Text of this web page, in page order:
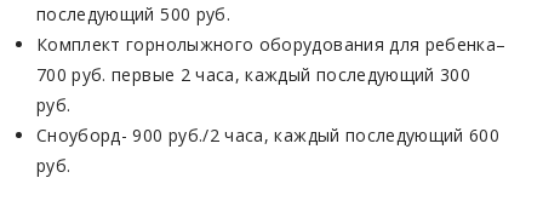
последующий 500 руб.
Комплект горнолыжного оборудования для ребенка–
700 руб. первые 2 часа, каждый последующий 300
руб.
Сноуборд- 900 руб./2 часа, каждый последующий 600
руб.